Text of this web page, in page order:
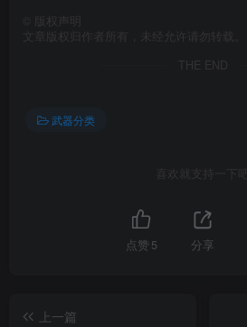
版权声明
文章版权归作者所有，未经允许请勿转载。
THE END
武器分类
喜欢就支持一下吧
点赞 5 分享
上一篇